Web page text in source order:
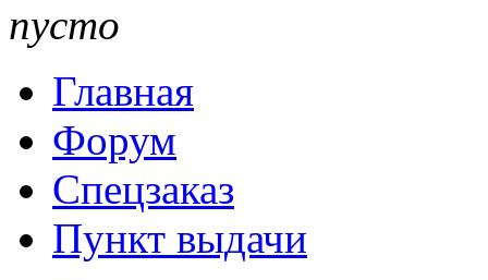
пусто
Главная
Форум
Спецзаказ
Пункт выдачи